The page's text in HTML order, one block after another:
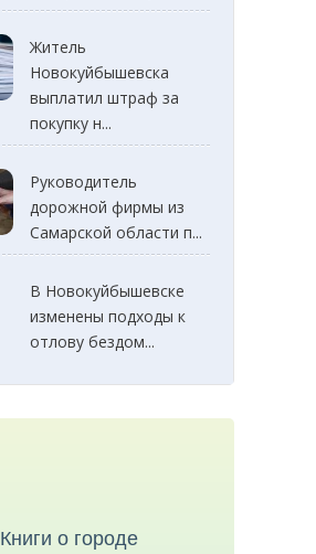
Житель
Новокуйбышевска
выплатил штраф за
покупку н...
Руководитель
дорожной фирмы из
Самарской области п...
В Новокуйбышевске
изменены подходы к
отлову бездом...
Книги о городе